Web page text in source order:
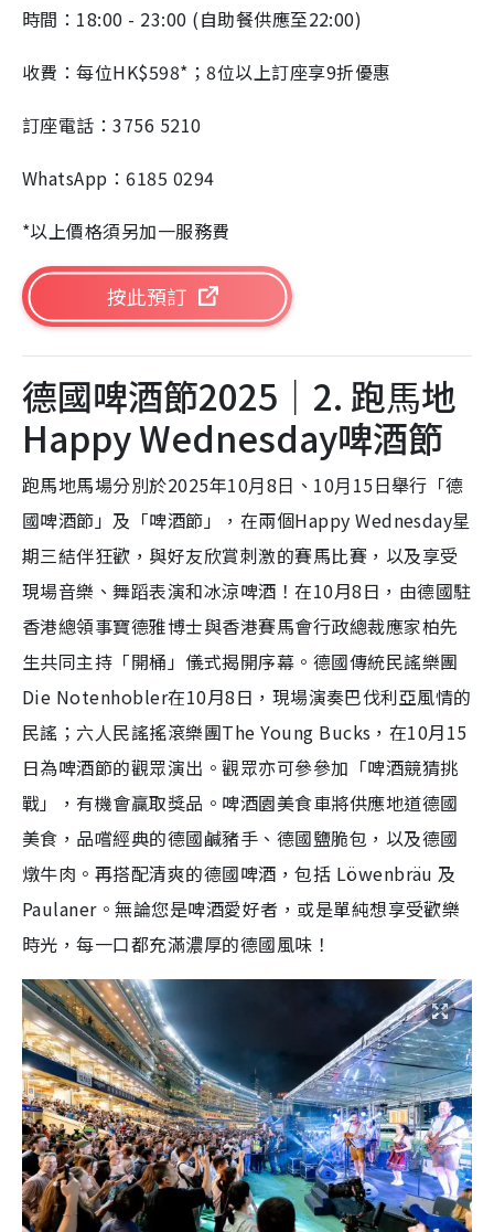
時間：18:00 - 23:00 (自助餐供應至22:00)
收費：每位HK$598*；8位以上訂座享9折優惠
訂座電話：3756 5210
WhatsApp：6185 0294
*以上價格須另加一服務費
按此預訂
德國啤酒節2025｜2. 跑⾺地
Happy Wednesday啤酒節
跑馬地馬場分別於2025年10⽉8⽇、10⽉15⽇舉行「德
國啤酒節」及「啤酒節」，在兩個Happy Wednesday星
期三結伴狂歡，與好友欣賞刺激的賽馬比賽，以及享受
現場⾳樂、舞蹈表演和冰涼啤酒！在10月8日，由德國駐
香港總領事寶德雅博士與香港賽馬會行政總裁應家柏先
生共同主持「開桶」儀式揭開序幕。德國傳統民謠樂團
Die Notenhobler在10月8日，現場演奏巴伐利亞風情的
民謠；六人民謠搖滾樂團The Young Bucks，在10月15
日為啤酒節的觀眾演出。觀眾亦可參參加「啤酒競猜挑
戰」，有機會贏取獎品。啤酒園美食車將供應地道德國
美食，品嚐經典的德國鹹豬手、德國鹽脆包，以及德國
燉牛肉。再搭配清爽的德國啤酒，包括 Löwenbräu 及
Paulaner。無論您是啤酒愛好者，或是單純想享受歡樂
時光，每一口都充滿濃厚的德國風味！